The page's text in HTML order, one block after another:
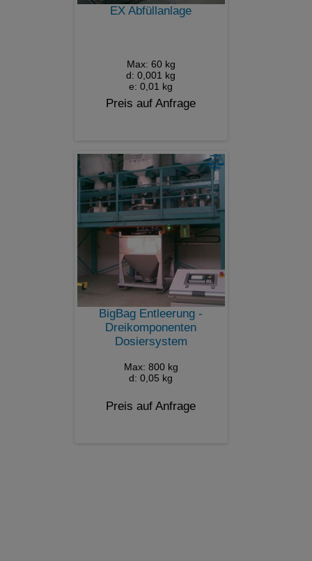
EX Abfüllanlage
Max: 60 kg
d: 0,001 kg
e: 0,01 kg
Preis auf Anfrage
BigBag Entleerung -
Dreikomponenten
Dosiersystem
Max: 800 kg
d: 0,05 kg
Preis auf Anfrage